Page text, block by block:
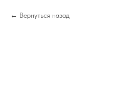
Вернуться назад